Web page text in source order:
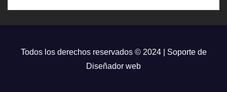
Todos los derechos reservados © 2024 | Soporte de
Diseñador web